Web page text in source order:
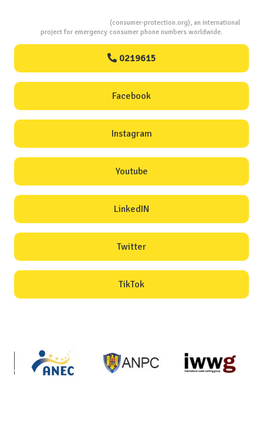
(consumer-protection.org), an international
project for emergency consumer phone numbers worldwide.
0219615
Facebook
Instagram
Youtube
LinkedIN
Twitter
TikTok